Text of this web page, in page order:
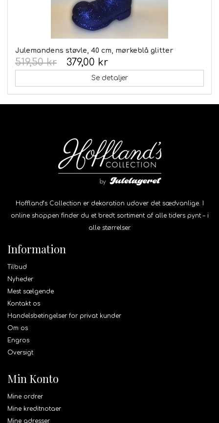
Julemandens støvle, 40 cm, mørkeblå glitter
379,00 kr
519,50 kr
Se detaljer
Hoffland’s Collection er dekoration udover det sædvanlige. I
online shoppen finder du et bredt sortiment af alle tiders pynt – i
alle størrelser.
Information
Tilbud
Nyheder
Mest sælgende
Kontakt os
Handelsbetingelser for privat kunder
Om os
Engros
Oversigt
Min Konto
Mine ordrer
Mine kreditnotaer
Mine adresser